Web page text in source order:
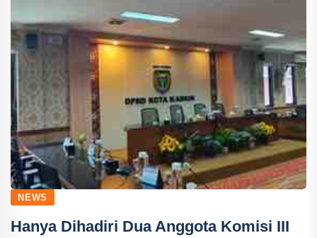
NEWS
Hanya Dihadiri Dua Anggota Komisi III